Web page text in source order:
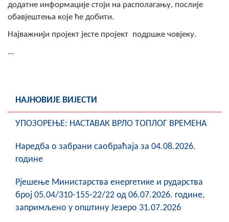
додатне информације стоји на располагању, послије
обавјештења које ће добити.
Најважнији пројект јесте пројект подршке човјеку.
...
НАЈНОВИЈЕ ВИЈЕСТИ
УПОЗОРЕЊЕ: НАСТАВАК ВРЛО ТОПЛОГ ВРЕМЕНА
Наредба о забрани саобраћаја за 04.08.2026.
године
Рјешење Министарства енергетике и рударства
број 05.04/310-155-22/22 од 06.07.2026. године,
запримљено у општину Језеро 31.07.2026